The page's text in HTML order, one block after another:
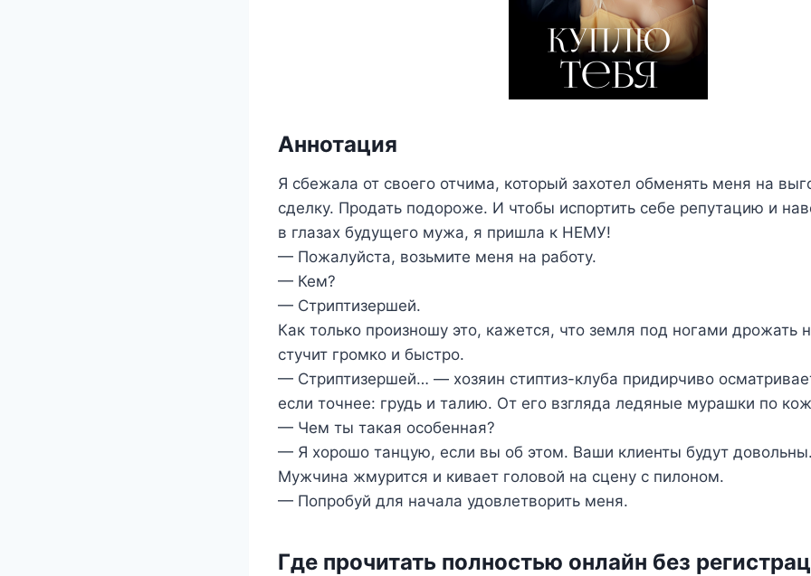
Аннотация
Я сбежала от своего отчима, который захотел обменять меня на
сделку. Продать подороже. И чтобы испортить себе репутацию и
в глазах будущего мужа, я пришла к НЕМУ!
— Пожалуйста, возьмите меня на работу.
— Кем?
— Стриптизершей.
Как только произношу это, кажется, что земля под ногами дрожать
стучит громко и быстро.
— Стриптизершей… — хозяин стиптиз-клуба придирчиво
если точнее: грудь и талию. От его взгляда ледяные мурашки по
— Чем ты такая особенная?
— Я хорошо танцую, если вы об этом. Ваши клиенты будут
Мужчина жмурится и кивает головой на сцену с пилоном.
— Попробуй для начала удовлетворить меня.
Где прочитать полностью онлайн без